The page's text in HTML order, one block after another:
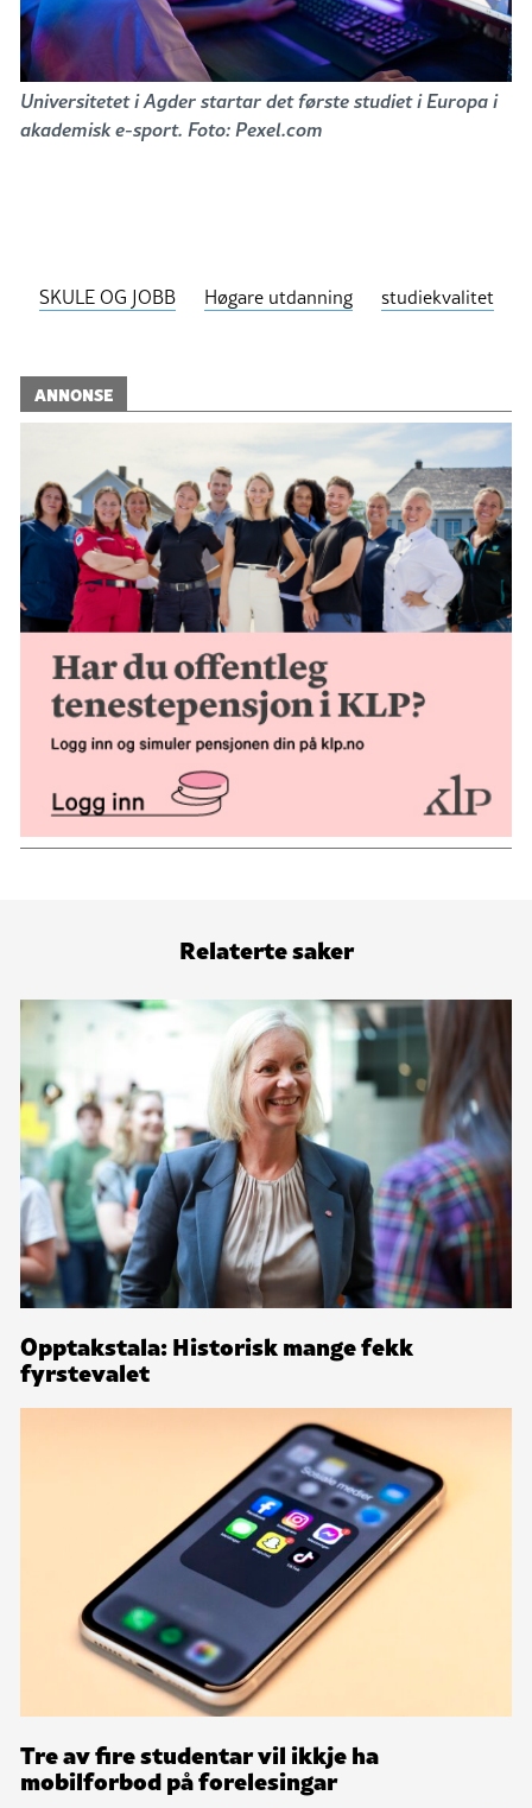
Universitetet i Agder startar det første studiet i Europa i
akademisk e-sport. Foto: Pexel.com
SKULE OG JOBB Høgare utdanning studiekvalitet
ANNONSE
Relaterte saker
Opptakstala: Historisk mange fekk
fyrstevalet
Tre av fire studentar vil ikkje ha
mobilforbod på forelesingar